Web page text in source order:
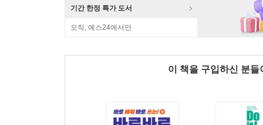
기간 한정 특가 도서
오직, 예스24에서만
이 책을 구입하신 분